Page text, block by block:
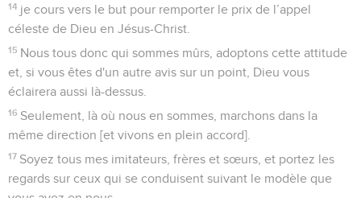
14 je cours vers le but pour remporter le prix de l’appel
céleste de Dieu en Jésus-Christ.
15 Nous tous donc qui sommes mûrs, adoptons cette attitude
et, si vous êtes d'un autre avis sur un point, Dieu vous
éclairera aussi là-dessus.
16 Seulement, là où nous en sommes, marchons dans la
même direction [et vivons en plein accord].
17 Soyez tous mes imitateurs, frères et sœurs, et portez les
regards sur ceux qui se conduisent suivant le modèle que